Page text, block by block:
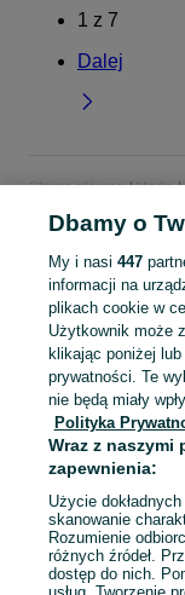
1 z 7
Dalej
Strona główna Moda
KATEGORIA
Mapa kategorii
Mapa miejscowości
Mapa ministron
Popularne
Dbamy o
My i nasi 447
informacji na
plikach cookie w
Użytkownik może
klikając poniżej
prywatności. Te
nie będą miały
Polityka
Wraz z naszymi
zapewnienia:
Użycie
skanowanie
Rozumienie
różnych źródeł.
dostęp do nich.